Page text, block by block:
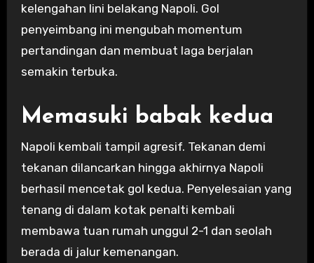
kelengahan lini belakang Napoli. Gol
penyeimbang ini mengubah momentum
pertandingan dan membuat laga berjalan
semakin terbuka.
Memasuki babak kedua
Napoli kembali tampil agresif. Tekanan demi
tekanan dilancarkan hingga akhirnya Napoli
berhasil mencetak gol kedua. Penyelesaian yang
tenang di dalam kotak penalti kembali
membawa tuan rumah unggul 2-1 dan seolah
berada di jalur kemenangan.